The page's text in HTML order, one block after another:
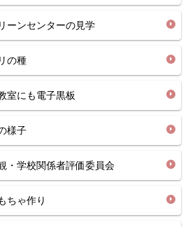
ンセンターの見学
の種
室にも電子黒板
様子
学校関係者評価委員会
ちゃ作り